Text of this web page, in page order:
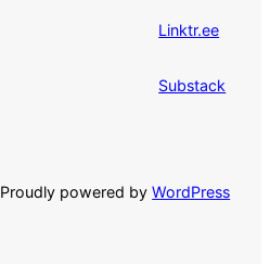
Linktr.ee
Substack
Proudly powered byWordPress